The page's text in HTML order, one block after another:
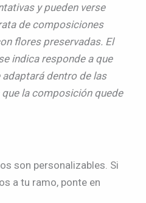
y pueden verse
de composiciones
flores preservadas. El
indica responde a que
dentro de las
la composición quede
son personalizables. Si
a tu ramo, ponte en